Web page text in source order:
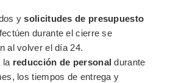
popup will close in: 14
ysolicitudes de presupuesto
durante el cierre se
al volver el día 24.
la reducción de personal durante
los tiempos de entrega y
CLOSE